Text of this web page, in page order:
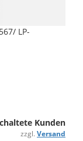
LP-
Kunden
zzgl. Versand